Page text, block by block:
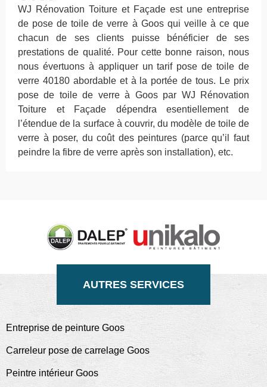
WJ Rénovation Toiture et Façade est une entreprise
de pose de toile de verre à Goos qui veille à ce que
chacun de ses clients puisse bénéficier de ses
prestations de qualité. Pour cette bonne raison, nous
nous évertuons à appliquer un tarif pose de toile de
verre 40180 abordable et à la portée de tous. Le prix
pose de toile de verre à Goos par WJ Rénovation
Toiture et Façade dépendra esentiellement de
l’étendue de la surface à couvrir, du modèle de toile de
verre à poser, du coût des peintures (parce qu’il faut
peindre la fibre de verre après son installation), etc.
AUTRES SERVICES
Entreprise de peinture Goos
Carreleur pose de carrelage Goos
Peintre intérieur Goos